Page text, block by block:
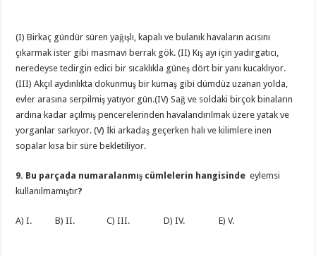
(I) Birkaç gündür süren yağışlı, kapalı ve bulanık havaların acısını
çıkarmak ister gibi masmavi berrak gök. (II) Kış ayı için yadırgatıcı,
neredeyse tedirgin edici bir sıcaklıkla güneş dört bir yanı kucaklıyor.
(III) Akçıl aydınlıkta dokunmuş bir kumaş gibi dümdüz uzanan yolda,
evler arasına serpilmiş yatıyor gün.(IV) Sağ ve soldaki birçok binaların
ardına kadar açılmış pencerelerinden havalandırılmak üzere yatak ve
yorganlar sarkıyor. (V) İki arkadaş geçerken halı ve kilimlere inen
sopalar kısa bir süre bekletiliyor.
9. Bu parçada numaralanmış cümlelerin hangisinde eylemsi
kullanılmamıştır?
A) I. B) II. C) III. D) IV. E) V.